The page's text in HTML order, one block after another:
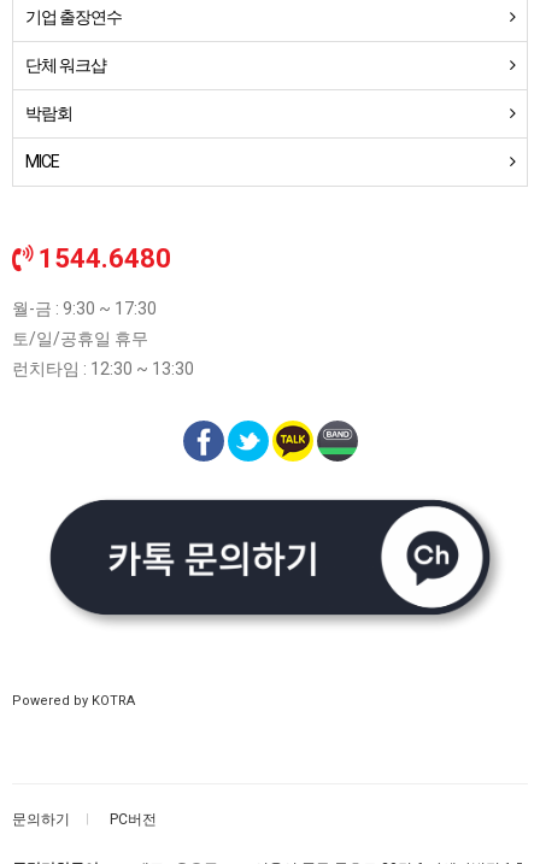
기업 출장연수
단체 워크샵
박람회
MICE
1544.6480
월-금 : 9:30 ~ 17:30
토/일/공휴일 휴무
런치타임 : 12:30 ~ 13:30
Powered by KOTRA
문의하기 PC버전